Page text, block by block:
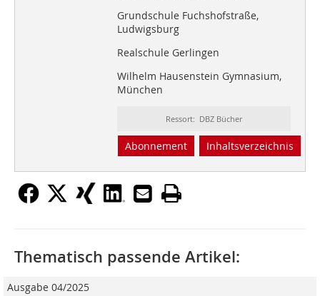
Grundschule Fuchshofstraße,
Ludwigsburg
Realschule Gerlingen
Wilhelm Hausenstein Gymnasium,
München
Ressort: DBZ Bücher
Abonnement Inhaltsverzeichnis
Thematisch passende Artikel:
Ausgabe 04/2025